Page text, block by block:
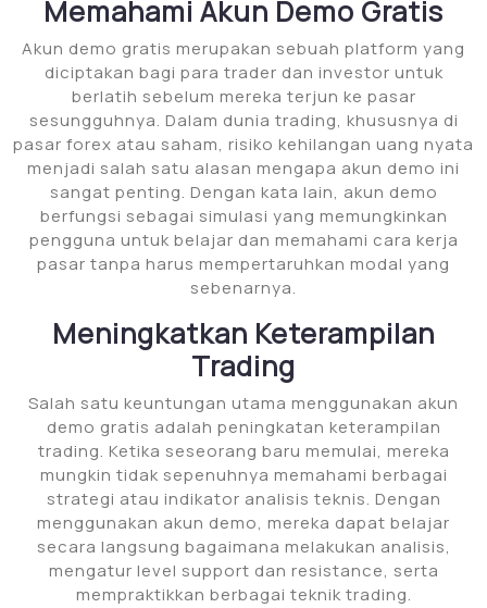
Memahami Akun Demo Gratis
Akun demo gratis merupakan sebuah platform yang
diciptakan bagi para trader dan investor untuk
berlatih sebelum mereka terjun ke pasar
sesungguhnya. Dalam dunia trading, khususnya di
pasar forex atau saham, risiko kehilangan uang nyata
menjadi salah satu alasan mengapa akun demo ini
sangat penting. Dengan kata lain, akun demo
berfungsi sebagai simulasi yang memungkinkan
pengguna untuk belajar dan memahami cara kerja
pasar tanpa harus mempertaruhkan modal yang
sebenarnya.
Meningkatkan Keterampilan
Trading
Salah satu keuntungan utama menggunakan akun
demo gratis adalah peningkatan keterampilan
trading. Ketika seseorang baru memulai, mereka
mungkin tidak sepenuhnya memahami berbagai
strategi atau indikator analisis teknis. Dengan
menggunakan akun demo, mereka dapat belajar
secara langsung bagaimana melakukan analisis,
mengatur level support dan resistance, serta
mempraktikkan berbagai teknik trading.